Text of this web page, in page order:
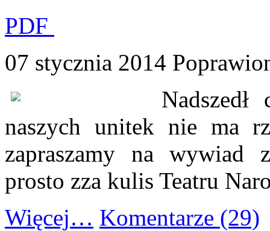
PDF
07 stycznia 2014
naszych unitek nie ma
zapraszamy na wywiad
prosto zza kulis Teatru
Więcej… Komentarze (29)